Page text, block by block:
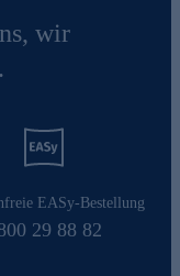
wir
EASy-Bestellung
29 88 82